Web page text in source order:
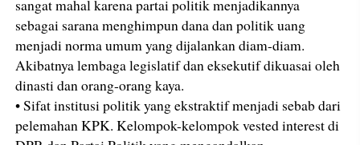
sangat mahal karena partai politik menjadikannya
sebagai sarana menghimpun dana dan politik uang
menjadi norma umum yang dijalankan diam-diam.
Akibatnya lembaga legislatif dan eksekutif dikuasai oleh
dinasti dan orang-orang kaya.
• Sifat institusi politik yang ekstraktif menjadi sebab dari
pelemahan KPK. Kelompok-kelompok vested interest di